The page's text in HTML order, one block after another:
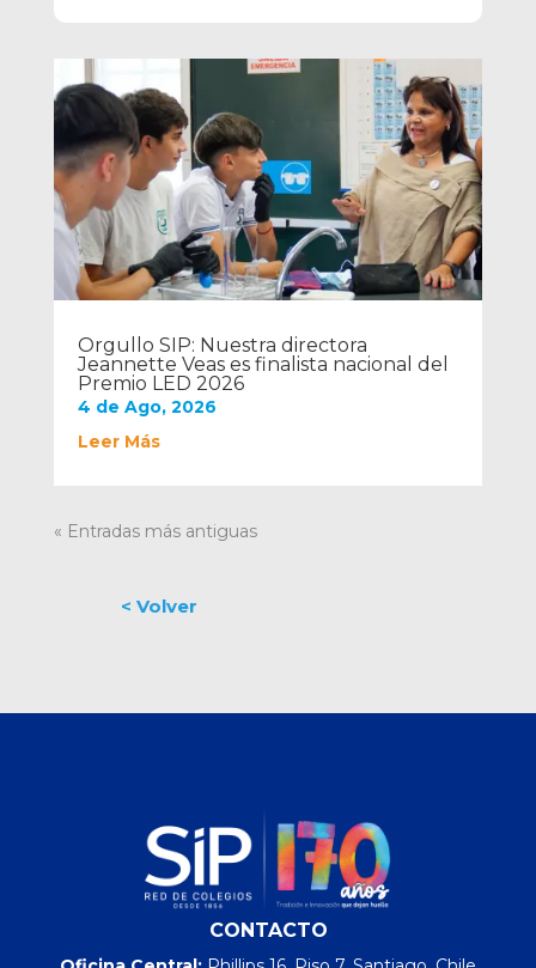
Orgullo SIP: Nuestra directora
Jeannette Veas es finalista nacional del
Premio LED 2026
4 de Ago, 2026
Leer Más
« Entradas más antiguas
CONTACTO